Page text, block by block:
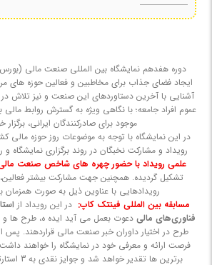
سلام!
متین
دوره هفدهم نمایشگاه بین المللی صنعت مالی
ایجاد فضای جذاب برای مخاطبین و فعالین حوزه
آشنایی با آخرین دستاوردهای این صنعت و نیز تلاش
عموم افراد جامعه؛ با نگاهی ویژه به گسترش روابط
موجود برای صادرکنندگان ایرانی،
در این نمایشگاه با توجه به موضوعات روز حوزه مالی
رویداد و مشارکت نخبگان در روند برگزاری نمایشگاه
علمی رویداد با حضور چهره های شاخص صنعت مالی
تشکیل گردیده. همچنین جهت مشارکت بیشتر فعالین،
رویدادهایی با عناوین ذیل به صورت همزمان
مسابقه بین المللی فینتک کاپ: در این رویداد از
فناوری‌های مالی دعوت بعمل می آید ایده ه، طرح ها و
طرح در اختیار داوران خبر صنعت مالی قراردهند. پس
فرصت ارائه و معرفی خود در نمایشگاه را خواهند داشت
برترین ها تقدیر خواهد شد و جوایز نقدی به 3 استارتا برتر اهدا خواهد شد.